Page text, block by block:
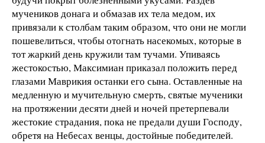
мучеников донага и обмазав их тела медом, их
привязали к столбам таким образом, что они не могли
пошевелиться, чтобы отогнать насекомых, которые в
тот жаркий день кружили там тучами. Упиваясь
жестокостью, Максимиан приказал положить перед
глазами Маврикия останки его сына. Оставленные на
медленную и мучительную смерть, святые мученики
на протяжении десяти дней и ночей претерпе­вали
жестокие страдания, пока не предали души Господу,
об­ретя на Небесах венцы, достойные победителей.